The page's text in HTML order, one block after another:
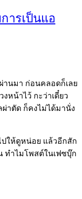
ารเป็นแอ
านมา ก่อนคลอดก็เลย
งหน้าไว้ กะว่าเดี๋ยว
าตัด ก็คงไม่ได้มานั่ง
ปให้ดูหน่อย แล้วอีกสัก
ทำไมโพสต์ในเฟซบุ๊ก